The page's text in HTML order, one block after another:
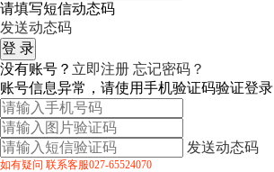
请填写短信动态码
发送动态码
没有账号？ 立即注册 忘记密码？
账号信息异常，请使用手机验证码验证登录
发送动态码
如有疑问 联系客服027-65524070